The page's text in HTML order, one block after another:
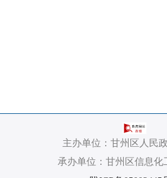
主办单位：甘州区人民
承办单位：甘州区信息化